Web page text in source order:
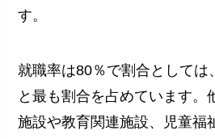
す。
就職率は80％で割合としては
と最も割合を占めています。
施設や教育関連施設、児童福